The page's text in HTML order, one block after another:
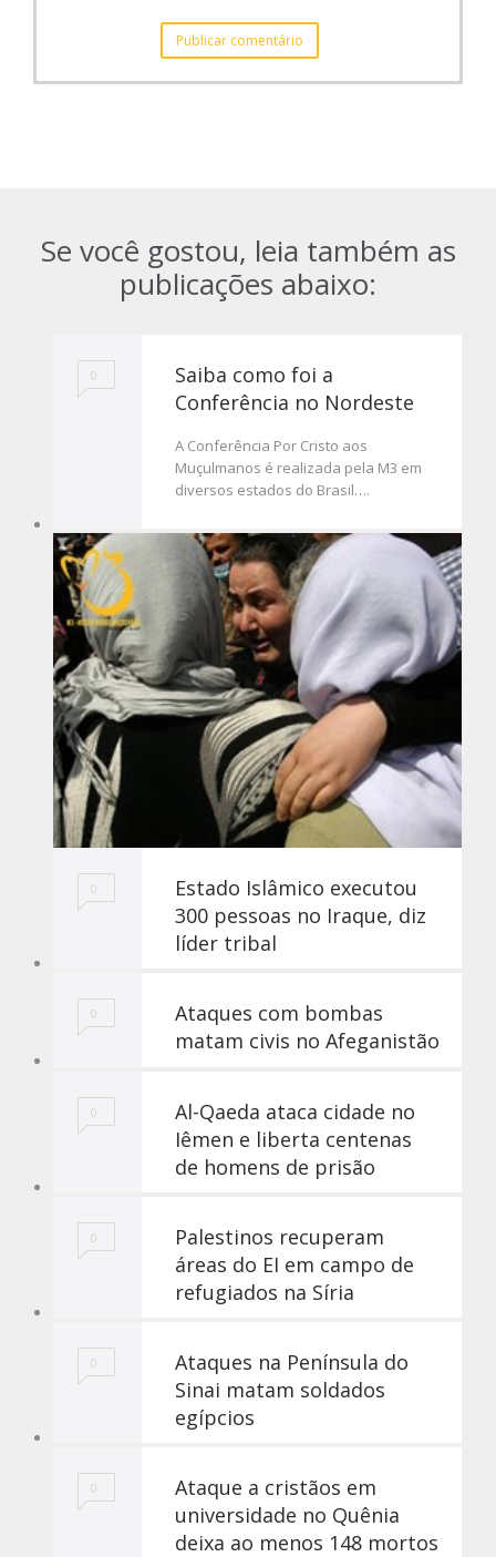
Se você gostou, leia também as
publicações abaixo:
0
Saiba como foi a
Conferência no Nordeste
A Conferência Por Cristo aos
Muçulmanos é realizada pela M3 em
diversos estados do Brasil….
0
Estado Islâmico executou
300 pessoas no Iraque, diz
líder tribal
0
Ataques com bombas
matam civis no Afeganistão
0
Al-Qaeda ataca cidade no
Iêmen e liberta centenas
de homens de prisão
0
Palestinos recuperam
áreas do EI em campo de
refugiados na Síria
0
Ataques na Península do
Sinai matam soldados
egípcios
0
Ataque a cristãos em
universidade no Quênia
deixa ao menos 148 mortos